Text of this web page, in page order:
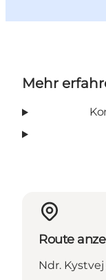
Mehr
Route
Ndr. Kystvej